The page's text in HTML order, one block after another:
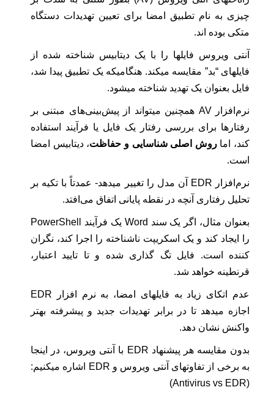
چیزی به نام تطبیق امضا برای تعیین تهدیدات دستگاه
متکی بوده اند.
آنتی ویروس فایلها را با یک دیتابیس شناخته شده از
فایلهای “بد” مقایسه میکند. هنگامیکه یک تطبیق پیدا شد،
فایل بعنوان یک تهدید شناخته میشود.
نرم‌افزار AV همچنین میتواند از پیش‌بینی‌های مبتنی بر
رفتارها برای بررسی رفتار یک فایل یا فرآیند استفاده
کند، اماروش اصلی شناسایی و حفاظت، دیتابیس امضا
است.
نرم‌افزار EDR آن مدل را تغییر میدهد- عمدتاً با تکیه بر
تحلیل رفتاری آنچه در نقطه پایانی اتفاق می‌افتد.
بعنوان مثال، اگر یک سند Word یک فرآیند PowerShell
را ایجاد کند و یک اسکریپت ناشناخته را اجرا کند، نگران
کننده است. فایل تگ گذاری شده و تا تایید اعتبار،
قرنطینه خواهد شد.
عدم اتکای زیاد به فایلهای امضا، به نرم افزار EDR
اجازه میدهد تا در برابر تهدیدات جدید و پیشرفته بهتر
واکنش نشان دهد.
بدون مقایسه هر پیشنهاد EDR با آنتی ویروس، در اینجا
به برخی از تفاوتهای آنتی ویروس و EDR اشاره میکنیم:
(Antivirus vs EDR)